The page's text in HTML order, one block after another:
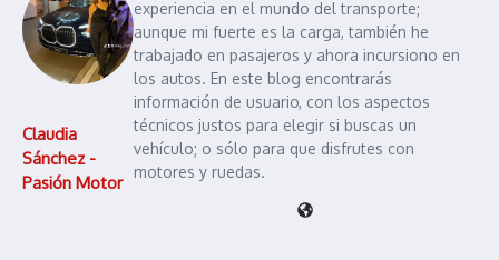
Claudia
Sánchez -
Pasión Motor
experiencia en el mundo del transporte;
aunque mi fuerte es la carga, también he
trabajado en pasajeros y ahora incursiono en
los autos. En este blog encontrarás
información de usuario, con los aspectos
técnicos justos para elegir si buscas un
vehículo; o sólo para que disfrutes con
motores y ruedas.